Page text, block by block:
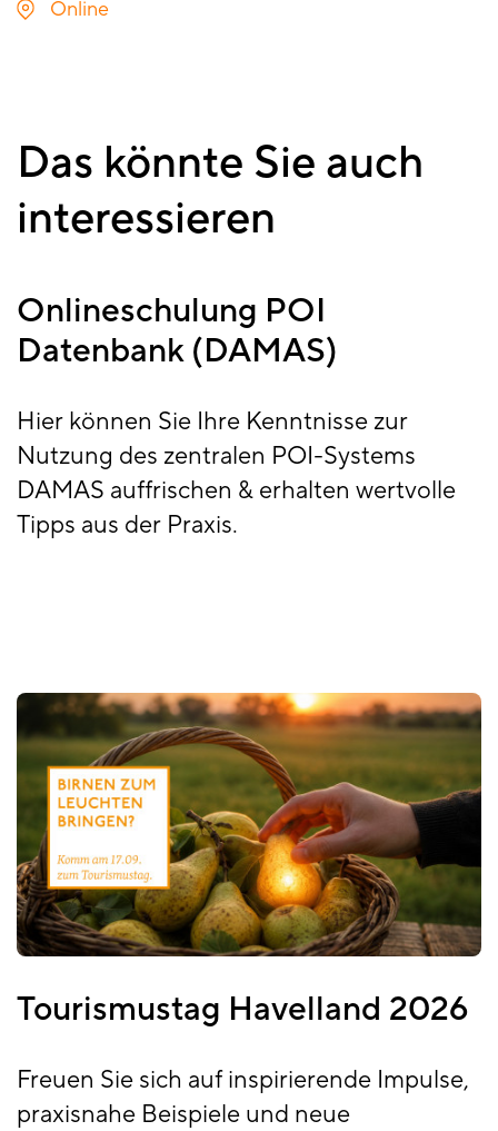
Online
Das könnte Sie auch
interessieren
Onlineschulung POI
Datenbank (DAMAS)
Hier können Sie Ihre Kenntnisse zur
Nutzung des zentralen POI-Systems
DAMAS auffrischen & erhalten wertvolle
Tipps aus der Praxis.
Tourismustag Havelland 2026
Freuen Sie sich auf inspirierende Impulse,
praxisnahe Beispiele und neue